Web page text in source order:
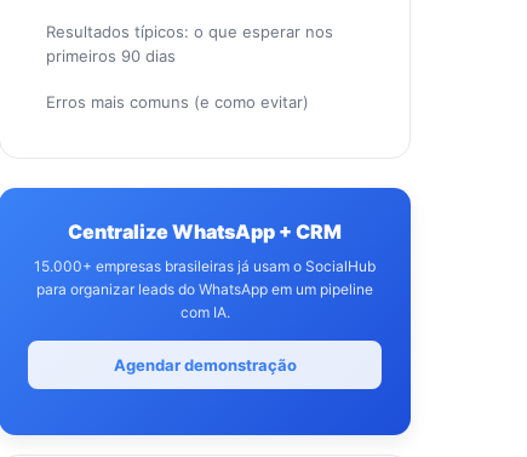
Resultados típicos: o que esperar nos
primeiros 90 dias
Erros mais comuns (e como evitar)
Centralize WhatsApp + CRM
15.000+ empresas brasileiras já usam o SocialHub
para organizar leads do WhatsApp em um pipeline
com IA.
Agendar demonstração